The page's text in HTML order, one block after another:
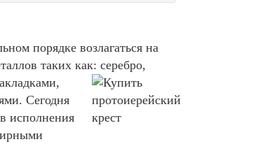
порядке возлагаться на
таких как: серебро,
Сегодня
исполнения